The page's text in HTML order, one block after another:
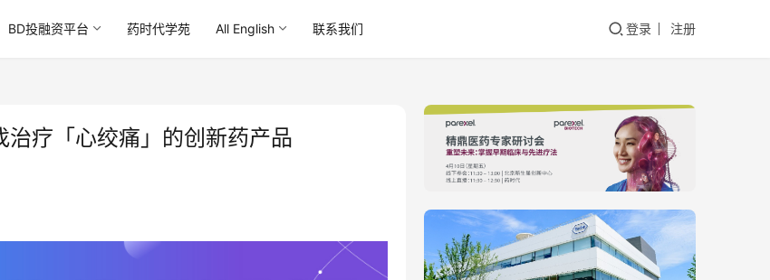
BD投融资平台 药时代学苑 All English 联系我们 登录 注册
治疗「心绞痛」的创新药产品